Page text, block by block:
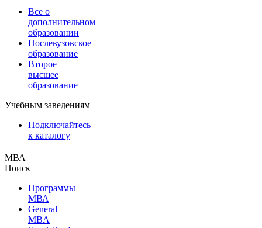
Все о
дополнительном
образовании
Послевузовское
образование
Второе
высшее
образование
Учебным заведениям
Подключайтесь
к каталогу
МВА
Поиск
Программы
МВА
General
MBA